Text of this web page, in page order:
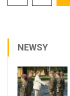
NEWSY